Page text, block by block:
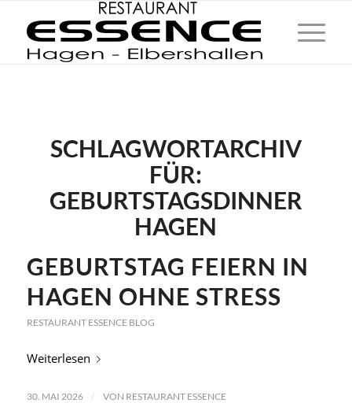
SCHLAGWORTARCHIV
FÜR:
GEBURTSTAGSDINNER
HAGEN
GEBURTSTAG FEIERN IN
HAGEN OHNE STRESS
RESTAURANT ESSENCE BLOG
Weiterlesen
30. MAI 2026 / VON RESTAURANT ESSENCE